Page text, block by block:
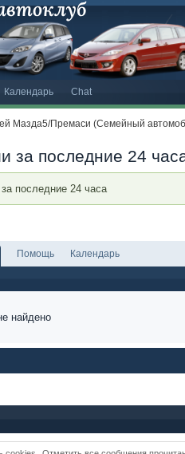
Календарь Chat
Мазда5/Премаси (Семейный
за последние 24
последние 24 часа
Помощь Календарь
найдено